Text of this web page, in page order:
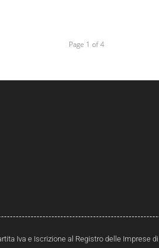
Page 1 of 4
Iva e Iscrizione al Registro delle Imprese